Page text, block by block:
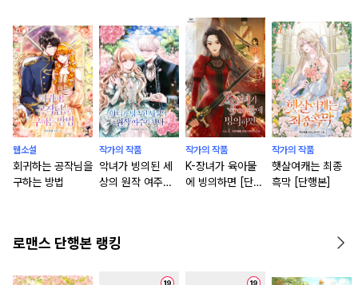
웹소설
회귀하는 공작님을
구하는 방법
작가의 작품
악녀가 빙의된 세
상의 원작 여주가
작가의 작품
K-장녀가 육아물
에 빙의하면 [단행
작가의 작품
햇살여캐는 최종
흑막 [단행본]
로맨스 단행본 랭킹